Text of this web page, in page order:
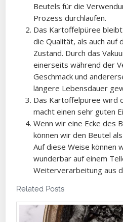
Beutels für die
Prozess durchlaufen.
Das Kartoffelpüree
die Qualität, als auch auf
Zustand. Durch das
einerseits während der
Geschmack und
längere Lebensdauer
Das Kartoffelpüree wird
macht einen sehr guten
Wenn wir eine Ecke des
können wir den Beutel
Auf diese Weise können
wunderbar auf einem
Weiterverarbeitung aus
Related Posts